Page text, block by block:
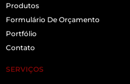
Produtos
Formulário De Orçamento
Portfólio
Contato
SERVIÇOS